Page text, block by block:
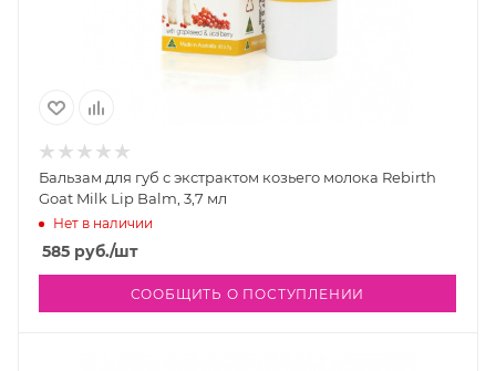
Бальзам для губ с экстрактом козьего молока Rebirth
Goat Milk Lip Balm, 3,7 мл
Нет в наличии
585 руб./шт
СООБЩИТЬ О ПОСТУПЛЕНИИ